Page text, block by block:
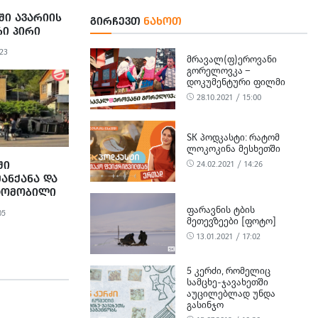
ᲐᲕᲐᲠᲘᲘᲡ
ᲞᲘᲠᲘ
ᲓᲐ
ᲒᲘᲠᲩᲔᲕᲗ ᲜᲐᲮᲝᲗ
ᲛᲠᲐᲕᲐᲚ(Ფ)ᲔᲠᲝᲕᲐᲜᲘ
ᲒᲝᲠᲔᲚᲝᲕᲙᲐ –
ᲓᲝᲙᲣᲛᲔᲜᲢᲣᲠᲘ ᲤᲘᲚᲛᲘ
28.10.2021 / 15:00
SK ᲞᲝᲓᲙᲐᲡᲢᲘ: ᲠᲐᲢᲝᲛ
ᲚᲝᲙᲝᲙᲘᲜᲐ ᲛᲔᲡᲮᲔᲗᲨᲘ
24.02.2021 / 14:26
ᲤᲐᲠᲐᲕᲜᲘᲡ ᲢᲑᲘᲡ
ᲛᲔᲗᲔᲕᲖᲔᲔᲑᲘ [ᲤᲝᲢᲝ]
13.01.2021 / 17:02
5 ᲙᲔᲠᲫᲘ, ᲠᲝᲛᲔᲚᲘᲪ
ᲡᲐᲛᲪᲮᲔ-ᲯᲐᲕᲐᲮᲔᲗᲨᲘ
ᲐᲣᲪᲘᲚᲔᲑᲚᲐᲓ ᲣᲜᲓᲐ
ᲒᲐᲡᲘᲜᲯᲝ